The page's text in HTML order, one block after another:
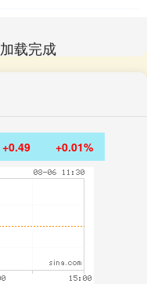
载完成
+0.49 +0.01%